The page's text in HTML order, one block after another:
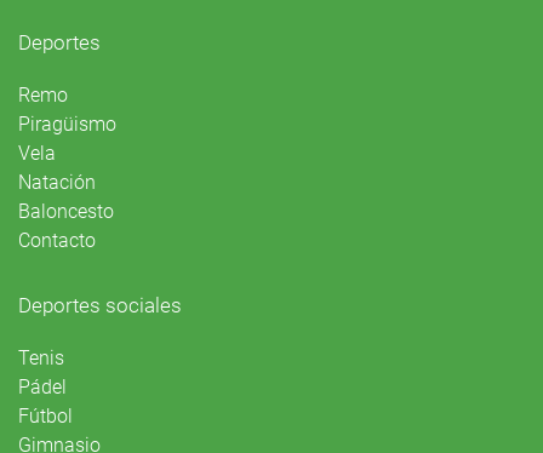
Deportes
Remo
Piragüismo
Vela
Natación
Baloncesto
Contacto
Deportes sociales
Tenis
Pádel
Fútbol
Gimnasio